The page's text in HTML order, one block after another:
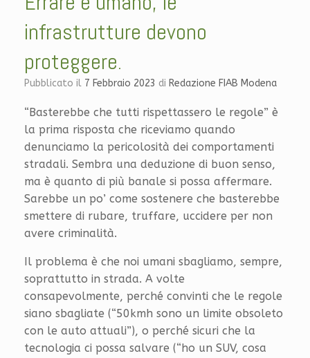
infrastrutture devono
proteggere.
Pubblicato il 7 Febbraio 2023 di Redazione FIAB Modena
“Basterebbe che tutti rispettassero le regole” è
la prima risposta che riceviamo quando
denunciamo la pericolosità dei comportamenti
stradali. Sembra una deduzione di buon senso,
ma è quanto di più banale si possa affermare.
Sarebbe un po’ come sostenere che basterebbe
smettere di rubare, truffare, uccidere per non
avere criminalità.
Il problema è che noi umani sbagliamo, sempre,
soprattutto in strada. A volte
consapevolmente, perché convinti che le regole
siano sbagliate (“50kmh sono un limite obsoleto
con le auto attuali”), o perché sicuri che la
tecnologia ci possa salvare (“ho un SUV, cosa